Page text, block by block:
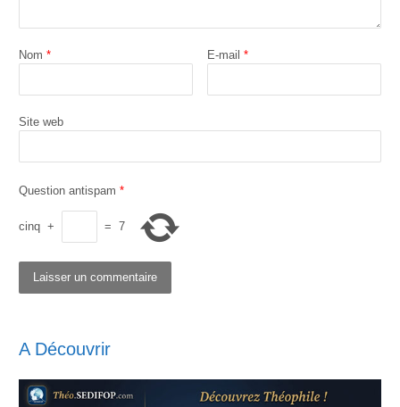
Nom * E-mail*
Site web
Question antispam *
cinq + = 7
A Découvrir